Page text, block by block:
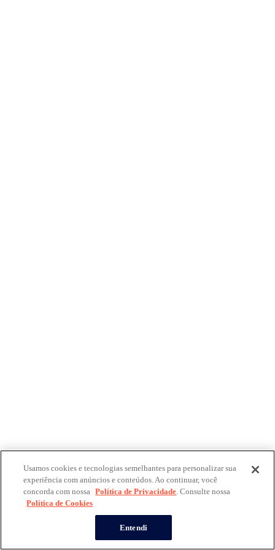
Usamos cookies e tecnologias semelhantes para personalizar sua
experiência com anúncios e conteúdos. Ao continuar, você
concorda com nossa Política de Privacidade. Consulte nossa
Política de Cookies
Entendi